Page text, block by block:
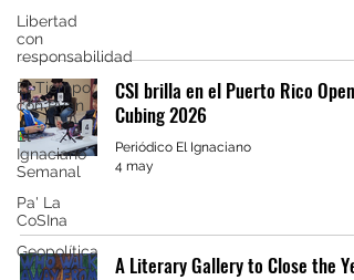
Libertad
con
responsabilidad
El Tiempo
con Ryan
El
Ignaciano
Semanal
Pa' La
CoSIna
Geopolítica
CSI brilla en el Puerto Rico Open
Cubing 2026
Periódico El Ignaciano
4 may
A Literary Gallery to Close the